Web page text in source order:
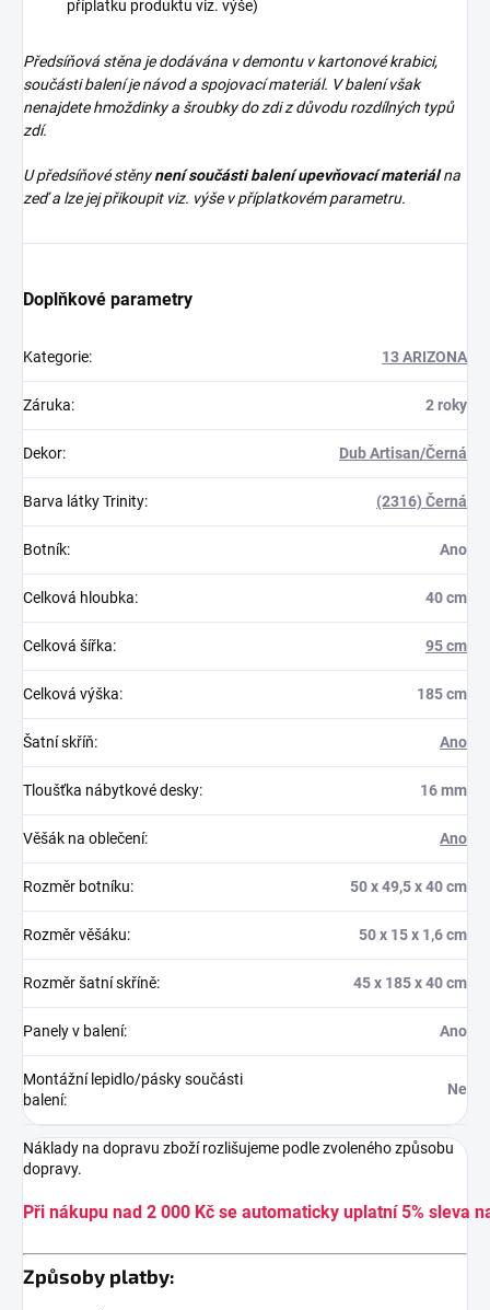
příplatku produktu viz. výše)
Předsíňová stěna je dodávána v demontu v kartonové krabici,
součásti balení je návod a spojovací materiál. V balení však
nenajdetehmoždinky a šroubky do zdi z důvodu rozdílných typů
zdí.
U předsíňové stěnynení součásti balení upevňovací materiálna
zeď a lze jej přikoupit viz. výše v příplatkovém parametru.
Doplňkové parametry
Kategorie: 13 ARIZONA
Záruka: 2 roky
Dekor: Dub Artisan/Černá
Barva látky Trinity: (2316) Černá
Botník: Ano
Celková hloubka: 40 cm
Celková šířka: 95 cm
Celková výška: 185 cm
Šatní skříň: Ano
Tloušťka nábytkové desky: 16 mm
Věšák na oblečení: Ano
Rozměr botníku: 50 x 49,5 x 40 cm
Rozměr věšáku: 50 x 15 x 1,6 cm
Rozměr šatní skříně: 45 x 185 x 40 cm
Panely v balení: Ano
Montážní lepidlo/pásky součásti
balení:
Ne
Náklady na dopravu zboží rozlišujeme podle zvoleného způsobu
dopravy.
Při nákupu nad 2 000 Kč se automaticky uplatní 5% sleva
Způsoby platby: